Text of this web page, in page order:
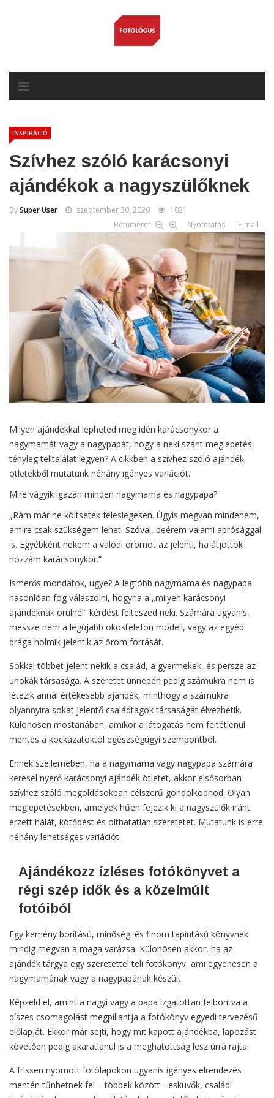
INSPIRÁCIÓ
Szívhez szóló karácsonyi
ajándékok a nagyszülőknek
BySuper User szeptember 30, 2020
1021
Betűméret
Nyomtatás E-mail
Milyen ajándékkal lepheted meg idén karácsonykor a
nagymamát vagy a nagypapát, hogy a neki szánt meglepetés
tényleg telitalálat legyen? A cikkben a szívhez szóló ajándék
ötletekből mutatunk néhány igényes variációt.
Mire vágyik igazán minden nagymama és nagypapa?
„Rám már ne költsetek feleslegesen. Úgyis megvan mindenem,
amire csak szükségem lehet. Szóval, beérem valami aprósággal
is. Egyébként nekem a valódi örömöt az jelenti, ha átjöttök
hozzám karácsonykor.”
Ismerős mondatok, ugye? A legtöbb nagymama és nagypapa
hasonlóan fog válaszolni, hogyha a „milyen karácsonyi
ajándéknak örülnél” kérdést felteszed neki. Számára ugyanis
messze nem a legújabb okostelefon modell, vagy az egyéb
drága holmik jelentik az öröm forrását.
Sokkal többet jelent nekik a család, a gyermekek, és persze az
unokák társasága. A szeretet ünnepén pedig számukra nem is
létezik annál értékesebb ajándék, minthogy a számukra
olyannyira sokat jelentő családtagok társaságát élvezhetik.
Különösen mostanában, amikor a látogatás nem feltétlenül
mentes a kockázatoktól egészségügyi szempontból.
Ennek szellemében, ha a nagymama vagy nagypapa számára
keresel nyerő karácsonyi ajándék ötletet, akkor elsősorban
szívhez szóló megoldásokban célszerű gondolkodnod. Olyan
meglepetésekben, amelyek hűen fejezik ki a nagyszülők iránt
érzett hálát, kötődést és olthatatlan szeretetet. Mutatunk is erre
néhány lehetséges variációt.
Ajándékozz ízléses fotókönyvet a
régi szép idők és a közelmúlt
fotóiból
Egy kemény borítású, minőségi és finom tapintású könyvnek
mindig megvan a maga varázsa. Különösen akkor, ha az
ajándék tárgya egy szeretettel teli fotókönyv, ami egyenesen a
nagymamának vagy a nagypapának készült.
Képzeld el, amint a nagyi vagy a papa izgatottan felbontva a
díszes csomagolást megpillantja a fotókönyv egyedi tervezésű
előlapját. Ekkor már sejti, hogy mit kapott ajándékba, lapozást
követően pedig akaratlanul is a meghatottság lesz úrrá rajta.
A frissen nyomott fotólapokon ugyanis igényes elrendezés
mentén tűnhetnek fel – többek között - esküvők, családi